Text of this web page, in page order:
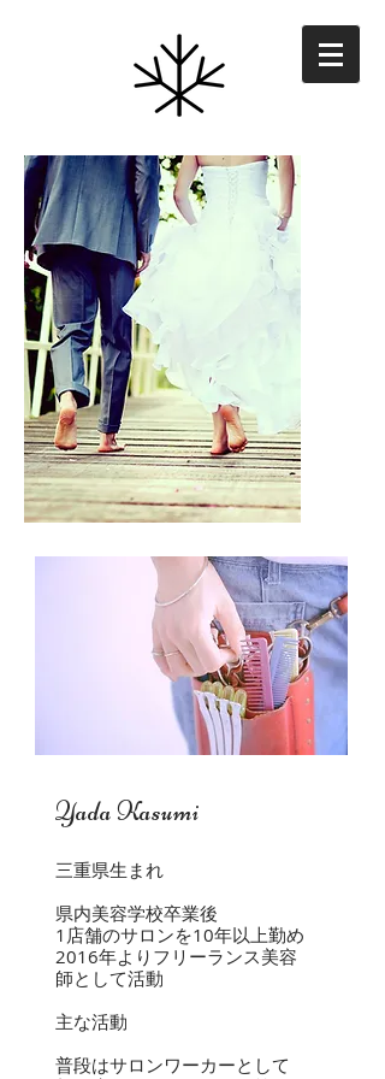
Yada Kasumi
三重県生まれ
県内美容学校卒業後
1店舗のサロンを10年以上勤め
2016年よりフリーランス美容
師として活動
主な活動
普段はサロンワーカーとして